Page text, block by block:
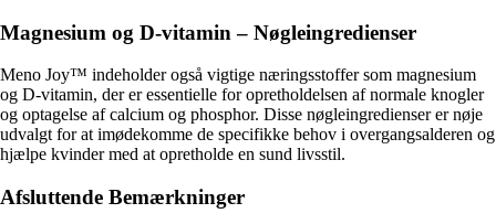
Magnesium og D-vitamin – Nøgleingredienser
Meno Joy™ indeholder også vigtige næringsstoffer som magnesium
og D-vitamin, der er essentielle for opretholdelsen af ​​normale knogler
og optagelse af calcium og phosphor. Disse nøgleingredienser er nøje
udvalgt for at imødekomme de specifikke behov i overgangsalderen og
hjælpe kvinder med at opretholde en sund livsstil.
Afsluttende Bemærkninger